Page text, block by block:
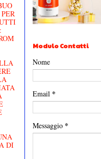
DI
Modulo Contatti
Nome
Email *
Messaggio *